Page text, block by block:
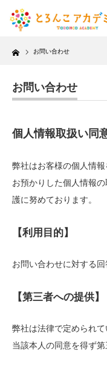
Home お問い合わせ
お問い合わせ
個人情報取扱い同
弊社はお客様の個人情
お預かりした個人情報
護に努めております。
【利用目的】
お問い合わせに対する
【第三者への提供】
弊社は法律で定められ
当該本人の同意を得ず